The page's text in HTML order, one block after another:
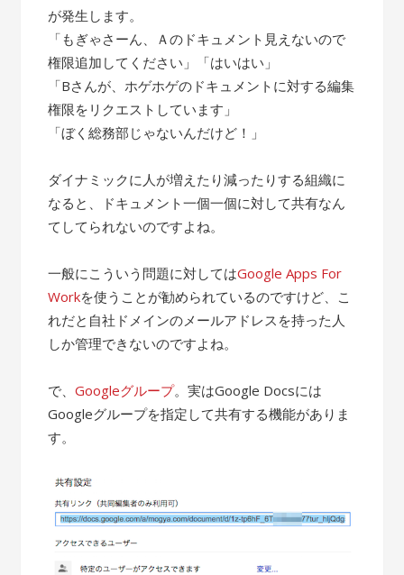
が発生します。
「もぎゃさーん、Ａのドキュメント見えないので
権限追加してください」「はいはい」
「Bさんが、ホゲホゲのドキュメントに対する編集
権限をリクエストしています」
「ぼく総務部じゃないんだけど！」
ダイナミックに人が増えたり減ったりする組織に
なると、ドキュメント一個一個に対して共有なん
てしてられないのですよね。
一般にこういう問題に対してはGoogle Apps For
Workを使うことが勧められているのですけど、こ
れだと自社ドメインのメールアドレスを持った人
しか管理できないのですよね。
で、Googleグループ。実はGoogle Docsには
Googleグループを指定して共有する機能がありま
す。